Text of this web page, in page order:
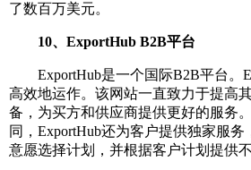
了数百万美元。
10、ExportHub B2B平台
ExportHub是一个国际B2B平台。
高效地运作。该网站一直致力于提高
备，为买方和供应商提供更好的服务
同，ExportHub还为客户提供独家服
意愿选择计划，并根据客户计划提供不